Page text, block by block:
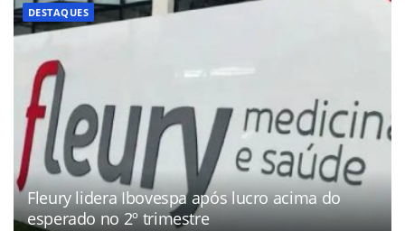
DESTAQUES
Fleury lidera Ibovespa após lucro acima do
esperado no 2º trimestre